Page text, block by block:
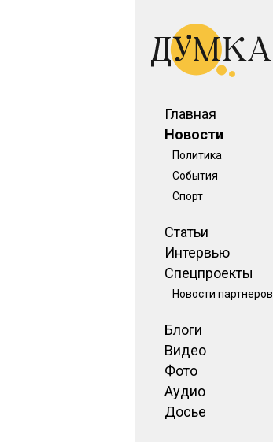
Главная
Новости
Политика
События
Спорт
Статьи
Интервью
Спецпроекты
Новости партнеров
Блоги
Видео
Фото
Аудио
Досье